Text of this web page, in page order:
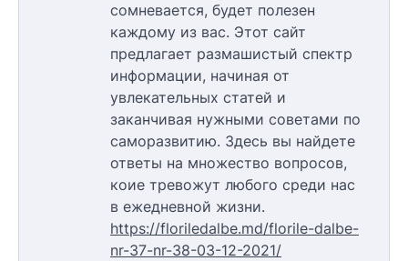
сомневается, будет полезен
каждому из вас. Этот сайт
предлагает размашистый спектр
информации, начиная от
увлекательных статей и
заканчивая нужными советами по
саморазвитию. Здесь вы найдете
ответы на множество вопросов,
коие тревожут любого среди нас
в ежедневной жизни.
https://floriledalbe.md/florile-dalbe-
nr-37-nr-38-03-12-2021/